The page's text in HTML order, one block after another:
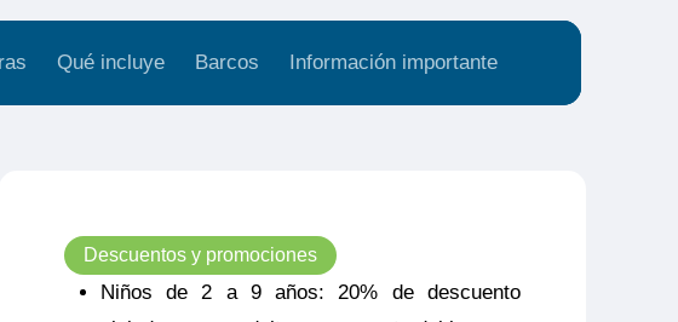
Qué incluye Barcos Información importante
Descuentos y promociones
Niños de 2 a 9 años: 20% de descuento